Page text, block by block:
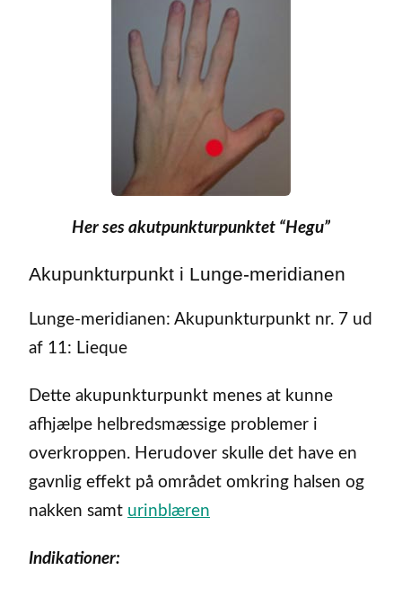
Her ses akutpunkturpunktet “Hegu”
Akupunkturpunkt i Lunge-meridianen
Lunge-meridianen: Akupunkturpunkt nr. 7 ud
af 11: Lieque
Dette akupunkturpunkt menes at kunne
afhjælpe helbredsmæssige problemer i
overkroppen. Herudover skulle det have en
gavnlig effekt på området omkring halsen og
nakken samt urinblæren
Indikationer: